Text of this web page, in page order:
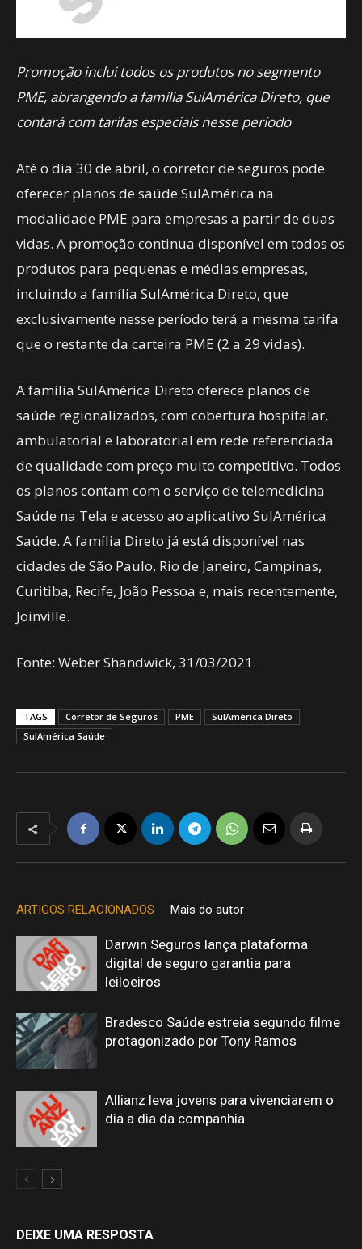
Promoção inclui todos os produtos no segmento
PME, abrangendo a família SulAmérica Direto, que
contará com tarifas especiais nesse período
Até o dia 30 de abril, o corretor de seguros pode
oferecer planos de saúde SulAmérica na
modalidade PME para empresas a partir de duas
vidas. A promoção continua disponível em todos os
produtos para pequenas e médias empresas,
incluindo a família SulAmérica Direto, que
exclusivamente nesse período terá a mesma tarifa
que o restante da carteira PME (2 a 29 vidas).
A família SulAmérica Direto oferece planos de
saúde regionalizados, com cobertura hospitalar,
ambulatorial e laboratorial em rede referenciada
de qualidade com preço muito competitivo. Todos
os planos contam com o serviço de telemedicina
Saúde na Tela e acesso ao aplicativo SulAmérica
Saúde. A família Direto já está disponível nas
cidades de São Paulo, Rio de Janeiro, Campinas,
Curitiba, Recife, João Pessoa e, mais recentemente,
Joinville.
Fonte: Weber Shandwick, 31/03/2021.
TAGS Corretor de Seguros PME
SulAmérica Direto
SulAmérica Saúde
ARTIGOS RELACIONADOS Mais do autor
Darwin Seguros lança plataforma
digital de seguro garantia para
leiloeiros
Bradesco Saúde estreia segundo filme
protagonizado por Tony Ramos
Allianz leva jovens para vivenciarem o
dia a dia da companhia
DEIXE UMA RESPOSTA